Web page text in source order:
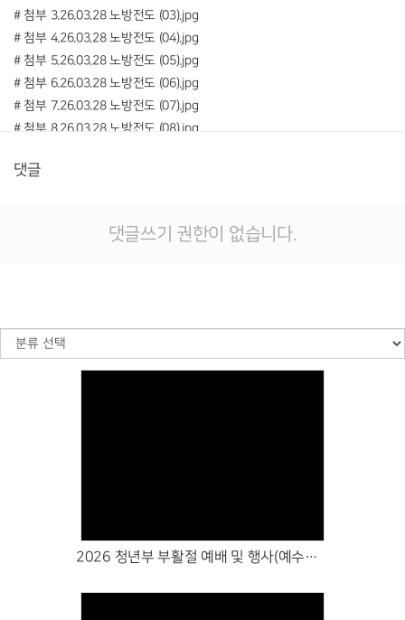
# 첨부 3.26.03.28 노방전도 (03).jpg
# 첨부 4.26.03.28 노방전도 (04).jpg
# 첨부 5.26.03.28 노방전도 (05).jpg
# 첨부 6.26.03.28 노방전도 (06).jpg
# 첨부 7.26.03.28 노방전도 (07).jpg
# 첨부 8.26.03.28 노방전도 (08).jpg
# 첨부 10.26.03.28 노방전도 (10).JPG
# 첨부 13.26.04.04 노방전도 (5).jpg
# 첨부 17.26.04.04 노방전도 (24).jpg
댓글
댓글쓰기 권한이 없습니다.
2026 청년부 부활절 예배 및 행사(예수님의 냉장고를 부탁해)